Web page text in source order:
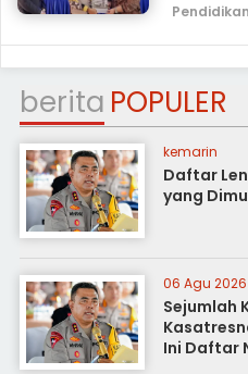
berita POPULER
kemarin
Daftar
yang
06 Agu 2026
Sejumlah
Ini Daftar